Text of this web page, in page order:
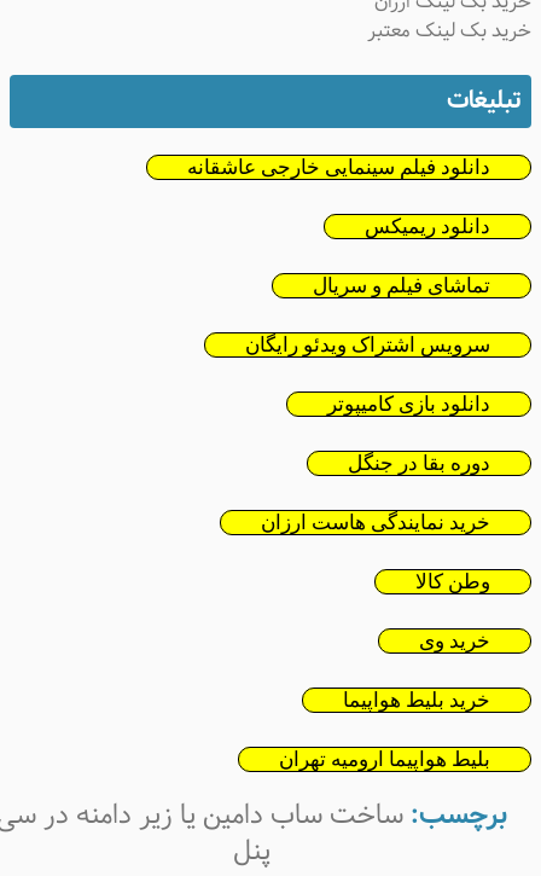
بک لینک معتبر
تبلیغات
دانلود فیلم سینمایی خارجی عاشقانه
دانلود ریمیکس
تماشای فیلم و سریال
سرویس اشتراک ویدئو رایگان
دانلود بازی کامیپوتر
دوره بقا در جنگل
خرید نمایندگی هاست ارزان
وطن کالا
خرید وی
خرید بلیط هواپیما
بلیط هواپیما ارومیه تهران
برچسب:ساخت ساب دامین یا زیر دامنه در سی
پنل